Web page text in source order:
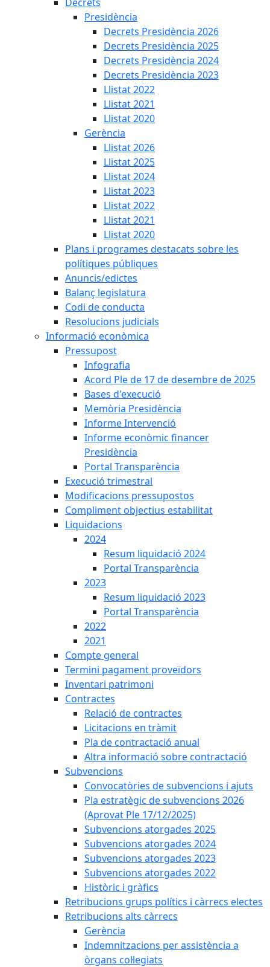
Presidència
Decrets Presidència 2026
Decrets Presidència 2025
Decrets Presidència 2024
Decrets Presidència 2023
Llistat 2022
Llistat 2021
Llistat 2020
Gerència
Llistat 2026
Llistat 2025
Llistat 2024
Llistat 2023
Llistat 2022
Llistat 2021
Llistat 2020
Plans i programes destacats sobre les
polítiques públiques
Anuncis/edictes
Balanç legislatura
Codi de conducta
Resolucions judicials
Informació econòmica
Pressupost
Infografia
Acord Ple de 17 de desembre de 2025
Bases d'execució
Memòria Presidència
Informe Intervenció
Informe econòmic financer
Presidència
Portal Transparència
Execució trimestral
Modificacions pressupostos
Compliment objectius estabilitat
Liquidacions
2024
Resum liquidació 2024
Portal Transparència
2023
Resum liquidació 2023
Portal Transparència
2022
2021
Compte general
Termini pagament proveïdors
Inventari patrimoni
Contractes
Relació de contractes
Licitacions en tràmit
Pla de contractació anual
Altra informació sobre contractació
Subvencions
Convocatòries de subvencions i ajuts
Pla estratègic de subvencions 2026
(Aprovat Ple 17/12/2025)
Subvencions atorgades 2025
Subvencions atorgades 2024
Subvencions atorgades 2023
Subvencions atorgades 2022
Històric i gràfics
Retribucions grups polítics i càrrecs electes
Retribucions alts càrrecs
Gerència
Indemnitzacions per assistència a
òrgans col·legiats